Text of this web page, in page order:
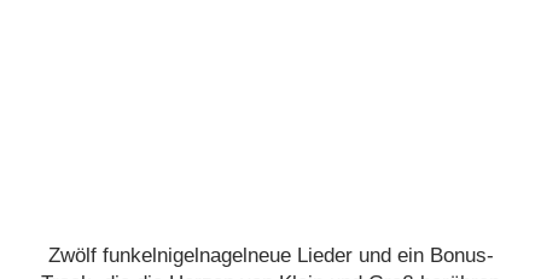
Zwölf funkelnigelnagelneue Lieder und ein Bonus-